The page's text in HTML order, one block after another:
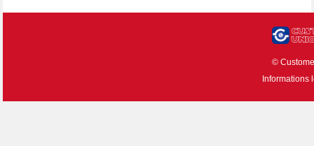
©
Informations